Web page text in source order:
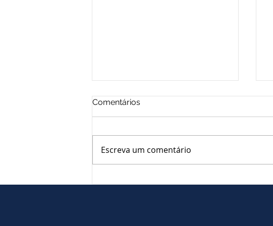
Comentários
Escreva um comentário